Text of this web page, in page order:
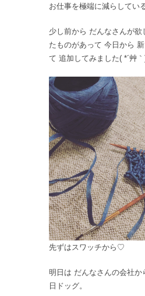
お仕事を極端に減らしてい
少し前から だんなさんが欲
たものがあって 今日から
て 追加してみました( *´艸
先ずはスワッチから♡
明日は だんなさんの会社か
日ドッグ。